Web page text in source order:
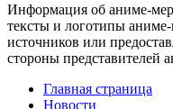
Информация об аниме-
тексты и логотипы
источников или
стороны представителей
Главная страница
Новости